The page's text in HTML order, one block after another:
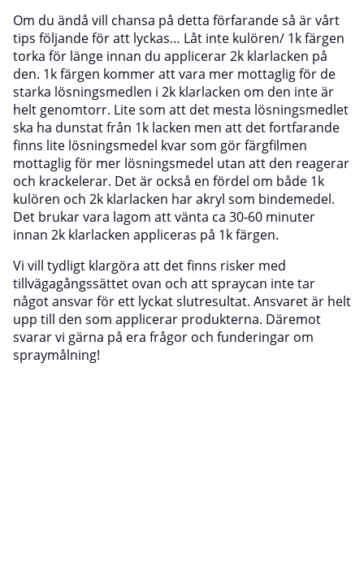
Om du ändå vill chansa på detta förfarande så är vårt
tips följande för att lyckas… Låt inte kulören/ 1k färgen
torka för länge innan du applicerar 2k klarlacken på
den. 1k färgen kommer att vara mer mottaglig för de
starka lösningsmedlen i 2k klarlacken om den inte är
helt genomtorr. Lite som att det mesta lösningsmedlet
ska ha dunstat från 1k lacken men att det fortfarande
finns lite lösningsmedel kvar som gör färgfilmen
mottaglig för mer lösningsmedel utan att den reagerar
och krackelerar. Det är också en fördel om både 1k
kulören och 2k klarlacken har akryl som bindemedel.
Det brukar vara lagom att vänta ca 30-60 minuter
innan 2k klarlacken appliceras på 1k färgen.
Vi vill tydligt klargöra att det finns risker med
tillvägagångssättet ovan och att spraycan inte tar
något ansvar för ett lyckat slutresultat. Ansvaret är helt
upp till den som applicerar produkterna. Däremot
svarar vi gärna på era frågor och funderingar om
spraymålning!